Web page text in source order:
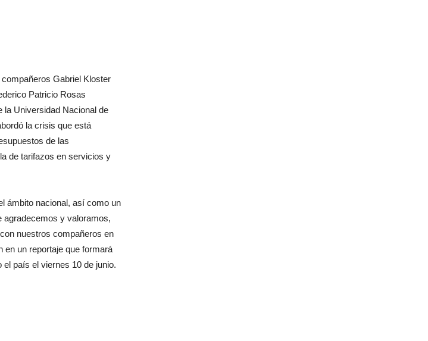
Gabriel Kloster
Patricio Rosas
la Universidad Nacional de
la crisis que está
de las
de tarifazos en servicios y
ámbito nacional, así como un
agradecemos y valoramos,
nuestros compañeros en
en un reportaje que formará
país el viernes 10 de junio.